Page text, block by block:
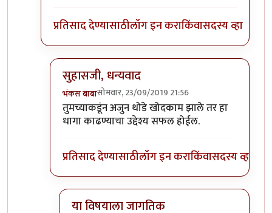
प्रतिसाद देण्यासाठीलॉग इन कराकिंवासदस्य व्हा
सुहासजी, धन्यवाद
भंकस बाबासोमवार, 23/09/2019 21:56
In reply toइंटर्नल कंबशन इंजिनाची इंधनby
तुमच्याकडूंन अजुन थोडे खोदकाम झाले तर हा
धागा काढण्याचा उद्देश्य सफल होईल.
प्रतिसाद देण्यासाठीलॉग इन कराकिंवासदस्य व्हा
या विषयाला जागतिक